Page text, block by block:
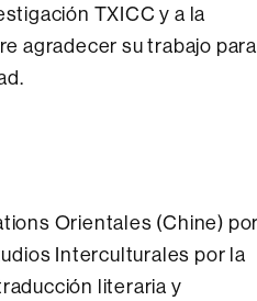
TXICC y a la
agradecer su trabajo para
Orientales (Chine) por
Interculturales por la
literaria y